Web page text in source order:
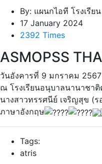
By: แผนกไอที โรงเรียน
17 January 2024
2392 Times
ASMOPSS
วันอังคารที่ 9 มกราคม
ณ โรงเรียนอนุบาลนานาชาติ
นางสาวทรรศนีย์ เจริญสุข (ร
ภาษาอังกฤษ
Tags:
atris